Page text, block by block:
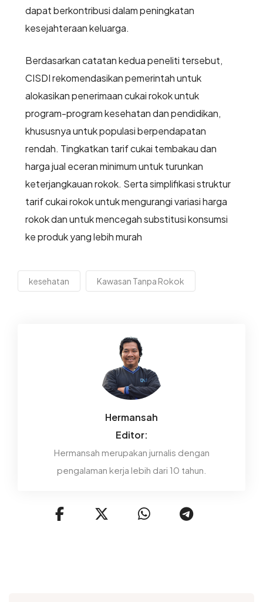
dapat berkontribusi dalam peningkatan
kesejahteraan keluarga.
Berdasarkan catatan kedua peneliti tersebut,
CISDI rekomendasikan pemerintah untuk
alokasikan penerimaan cukai rokok untuk
program-program kesehatan dan pendidikan,
khususnya untuk populasi berpendapatan
rendah. Tingkatkan tarif cukai tembakau dan
harga jual eceran minimum untuk turunkan
keterjangkauan rokok. Serta simplifikasi struktur
tarif cukai rokok untuk mengurangi variasi harga
rokok dan untuk mencegah substitusi konsumsi
ke produk yang lebih murah
kesehatan Kawasan Tanpa Rokok
Hermansah
Editor:
Hermansah merupakan jurnalis dengan
pengalaman kerja lebih dari 10 tahun.